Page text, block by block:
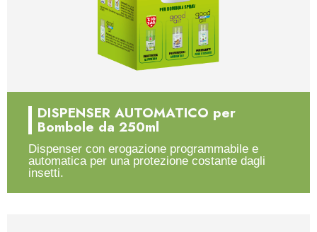
DISPENSER AUTOMATICO per
Bombole da 250ml
Dispenser con erogazione programmabile e
automatica per una protezione costante dagli
insetti.